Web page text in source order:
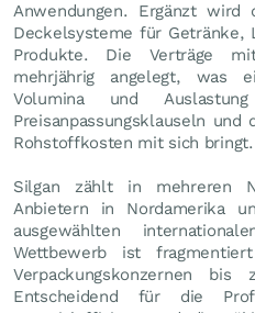
Anwendungen. Ergänzt wird
Deckelsysteme für Getränke,
Produkte. Die Verträge
mehrjährig angelegt, was
Volumina und
Preisanpassungsklauseln und
Rohstoffkosten mit sich bringt.
Silgan zählt in mehreren
Anbietern in Nordamerika
ausgewählten
Wettbewerb ist
Verpackungskonzernen bis
Entscheidend für die